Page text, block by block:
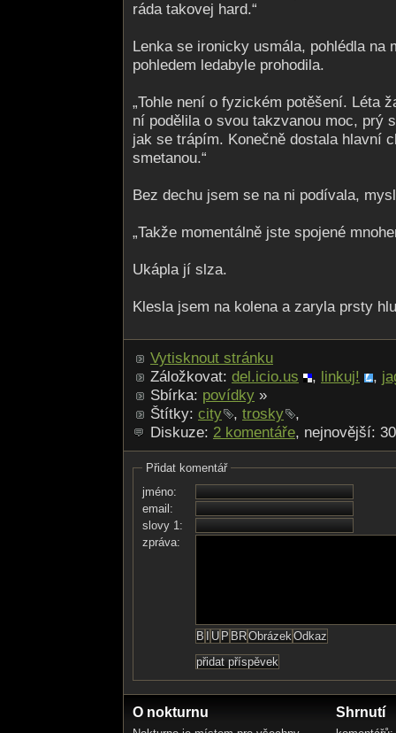
ráda takovej hard.“
Lenka se ironicky usmála, pohlédla na
pohledem ledabyle prohodila.
„Tohle není o fyzickém potěšení. Léta
ní podělila o svou takzvanou moc, prý
jak se trápím. Konečně dostala hlavní
smetanou.“
Bez dechu jsem se na ni podívala,
„Takže momentálně jste spojené
Ukápla jí slza.
Klesla jsem na kolena a zaryla prsty
Vytisknout stránku
Záložkovat: del.icio.us , linkuj! ,
Sbírka: povídky »
Štítky: city , trosky
,
Diskuze: 2 komentáře, nejnovější:
Přidat komentář
jméno:
email:
slovy 1:
zpráva:
O nokturnu Shrnutí